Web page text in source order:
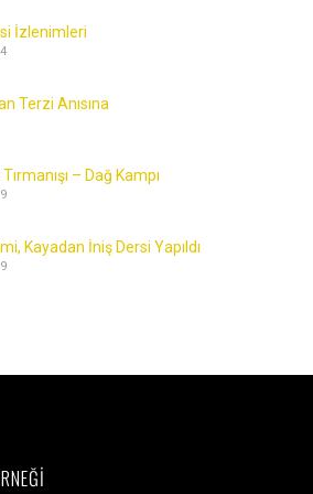
İzlenimleri
Terzi Anısına
– Dağ Kampı
Kayadan İniş Dersi Yapıldı